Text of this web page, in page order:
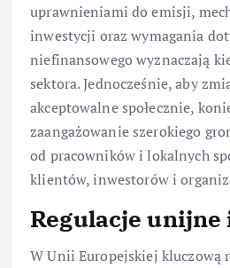
uprawnieniami do emisji,
inwestycji oraz wymagania
niefinansowego wyznaczają
sektora. Jednocześnie, aby
akceptowalne społecznie,
zaangażowanie szerokiego
od pracowników i lokalnych
klientów, inwestorów i
Regulacje
W Unii Europejskiej kluczową